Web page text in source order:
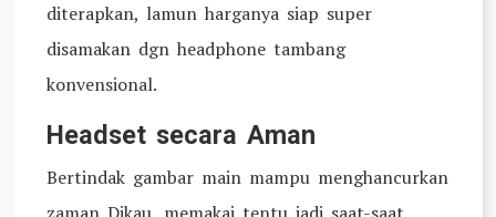
diterapkan, lamun harganya siap super
disamakan dgn headphone tambang
konvensional.
Headset secara Aman
Bertindak gambar main mampu menghancurkan